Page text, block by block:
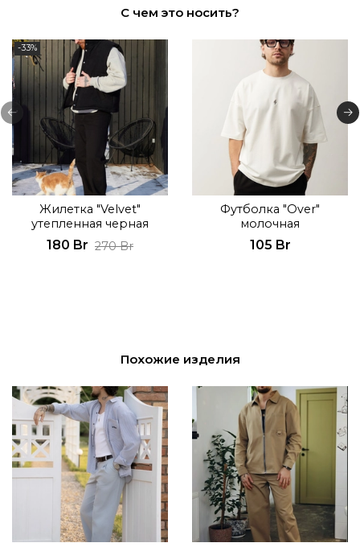
С чем это носить?
-33%
Жилетка "Velvet"
утепленная черная
180 Br 270 Br
Футболка "Over"
молочная
105 Br
Похожие изделия